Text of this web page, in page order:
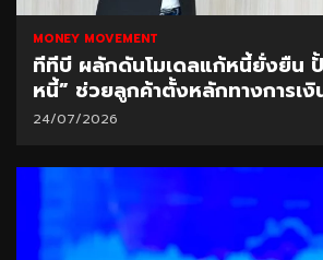
MONEY MOVEMENT
ทีทีบี ผลักดันโมเดลแก้หนี้ยั่งยืน
หนี้” ช่วยลูกค้าตั้งหลักทางการเงิ
24/07/2026